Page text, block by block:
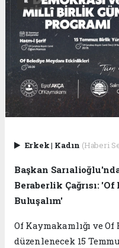
Erkek| Kadın (Haberi
Başkan
Beraberlik Çağrısı:
Buluşalım'
Of Kaymakamlığı ve
düzenlenecek 15